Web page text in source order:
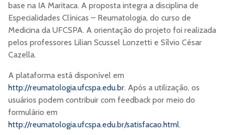
base na IA Maritaca. A proposta integra a disciplina de
Especialidades Clínicas – Reumatologia, do curso de
Medicina da UFCSPA. A orientação do projeto foi realizada
pelos professores Lilian Scussel Lonzetti e Sílvio César
Cazella.
A plataforma está disponível em
http://reumatologia.ufcspa.edu.br. Após a utilização, os
usuários podem contribuir com feedback por meio do
formulário em
http://reumatologia.ufcspa.edu.br/satisfacao.html.